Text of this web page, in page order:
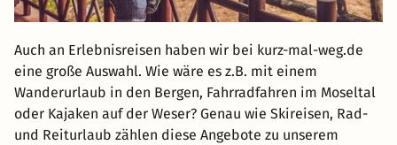
Auch an Erlebnisreisen haben wir bei kurz-mal-weg.de
eine große Auswahl. Wie wäre es z.B. mit einem
Wanderurlaub in den Bergen, Fahrradfahren im Moseltal
oder Kajaken auf der Weser? Genau wie Skireisen, Rad-
und Reiturlaub zählen diese Angebote zu unserem